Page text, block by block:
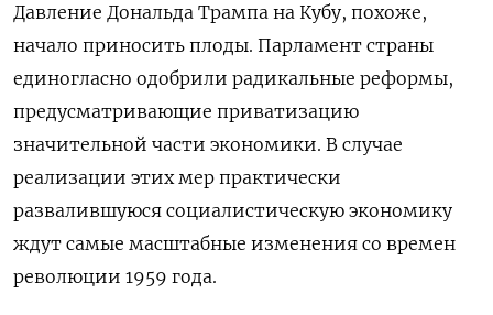
Давление Дональда Трампа на Кубу, похоже,
начало приносить плоды. Парламент страны
единогласно одобрили радикальные реформы,
предусматривающие приватизацию
значительной части экономики. В случае
реализации этих мер практически
развалившуюся социалистическую экономику
ждут самые масштабные изменения со времен
революции 1959 года.